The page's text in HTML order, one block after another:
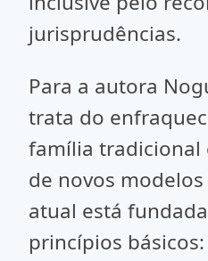
jurisprudências.
Para a autora
trata do
família tradicional
de novos
atual está
princípios básicos: